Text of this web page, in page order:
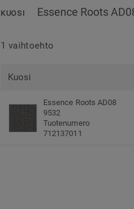
KUOSI Essence Roots
1 vaihtoehto
Kuosi
Essence Roots AD08
9532
Tuotenumero
712137011